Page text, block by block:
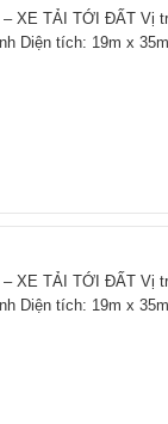
XE TẢI TỚI ĐẤT Vị
Diện tích: 19m x
XE TẢI TỚI ĐẤT Vị
Diện tích: 19m x 35m